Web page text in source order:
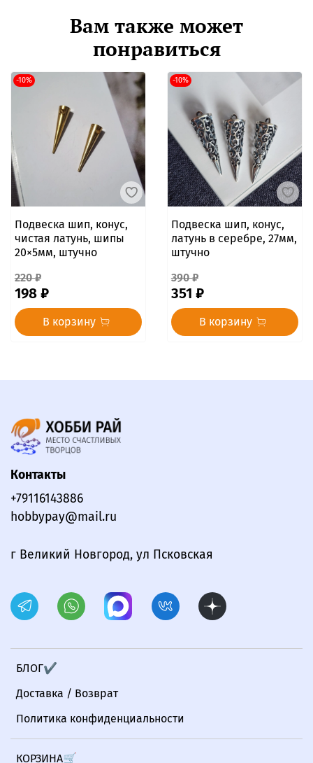
Вам также может
понравиться
-10%
Подвеска шип, конус,
чистая латунь, шипы
20×5мм, штучно
220 ₽
198 ₽
В корзину
-10%
Подвеска шип, конус,
латунь в серебре, 27мм,
штучно
390 ₽
351 ₽
В корзину
БЛОГ✔
Доставка / Возврат
Политика конфиденциальности
КОРЗИНА🛒
Контакты
+79116143886
hobbypay@mail.ru
г Великий Новгород, ул Псковская